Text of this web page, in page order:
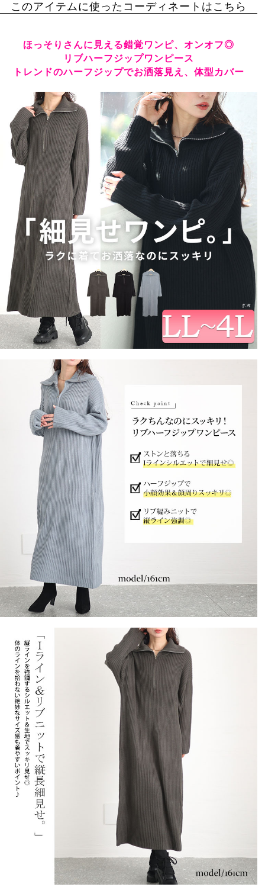
このアイテムに使ったコーディネートはこちら
ほっそりさんに見える錯覚ワンピ、オンオフ◎
リブハーフジップワンピース
トレンドのハーフジップでお洒落見え、体型カバー